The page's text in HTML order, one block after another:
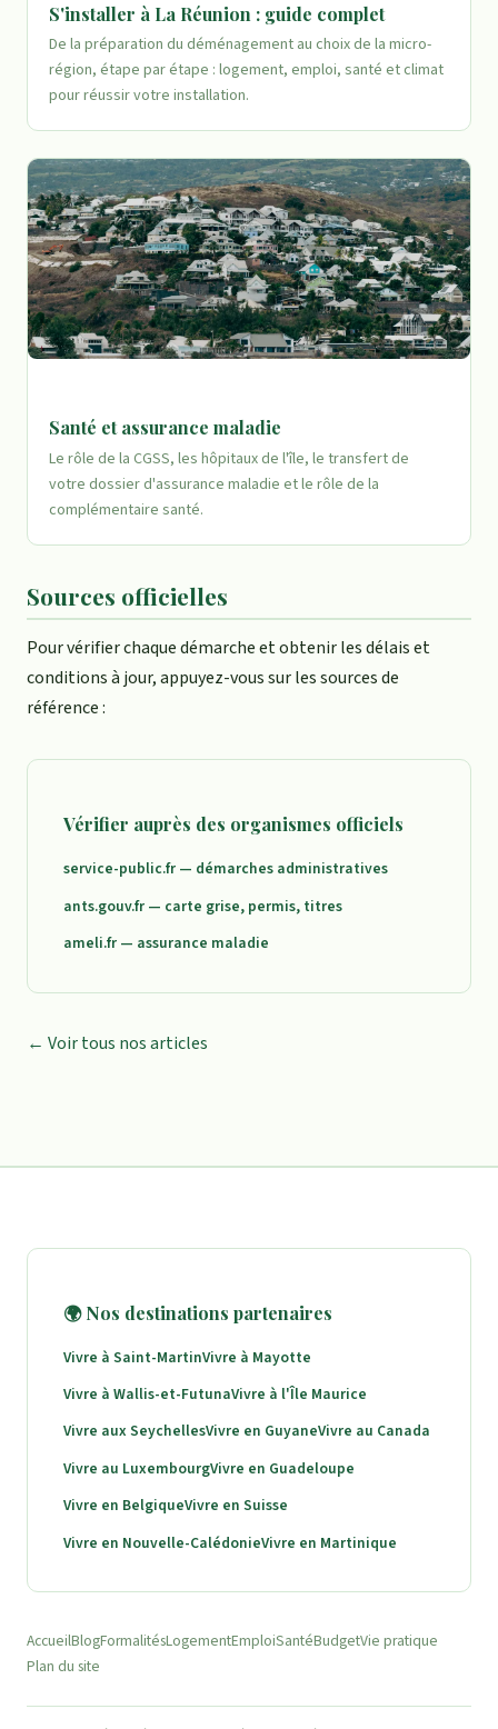
S'installer à La Réunion : guide complet
De la préparation du déménagement au choix de la micro-
région, étape par étape : logement, emploi, santé et climat
pour réussir votre installation.
Santé et assurance maladie
Le rôle de la CGSS, les hôpitaux de l'île, le transfert de
votre dossier d'assurance maladie et le rôle de la
complémentaire santé.
Sources officielles
Pour vérifier chaque démarche et obtenir les délais et
conditions à jour, appuyez-vous sur les sources de
référence :
Vérifier auprès des organismes officiels
service-public.fr — démarches administratives
ants.gouv.fr — carte grise, permis, titres
ameli.fr — assurance maladie
← Voir tous nos articles
🌍 Nos destinations partenaires
Vivre à Saint-MartinVivre à Mayotte
Vivre à Wallis-et-FutunaVivre à l'Île Maurice
Vivre aux SeychellesVivre en GuyaneVivre au Canada
Vivre au LuxembourgVivre en Guadeloupe
Vivre en BelgiqueVivre en Suisse
Vivre en Nouvelle-CalédonieVivre en Martinique
AccueilBlogFormalitésLogementEmploiSantéBudgetVie pratique
Plan du site